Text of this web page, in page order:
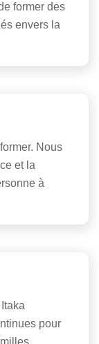
former des
envers la
Nous
et la
à
pour